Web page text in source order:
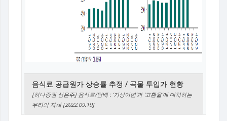
음식료 공급원가 상승률 추정 / 곡물 투입가 현황
[하나증권 심은주] 음식료/담배 : ‘기상이변’과 ‘고환율’에 대처하는
우리의 자세 [2022.09.19]